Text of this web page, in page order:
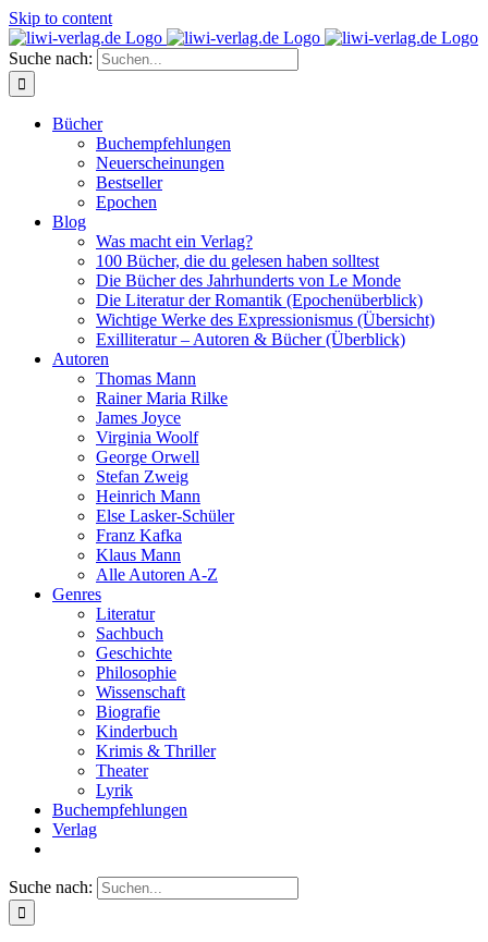
Skip to content
Suche nach:
Bücher
Buchempfehlungen
Neuerscheinungen
Bestseller
Epochen
Blog
Was macht ein Verlag?
100 Bücher, die du gelesen haben solltest
Die Bücher des Jahrhunderts von Le Monde
Die Literatur der Romantik (Epochenüberblick)
Wichtige Werke des Expressionismus (Übersicht)
Exilliteratur – Autoren & Bücher (Überblick)
Autoren
Thomas Mann
Rainer Maria Rilke
James Joyce
Virginia Woolf
George Orwell
Stefan Zweig
Heinrich Mann
Else Lasker-Schüler
Franz Kafka
Klaus Mann
Alle Autoren A-Z
Genres
Literatur
Sachbuch
Geschichte
Philosophie
Wissenschaft
Biografie
Kinderbuch
Krimis & Thriller
Theater
Lyrik
Buchempfehlungen
Verlag
Suche nach: